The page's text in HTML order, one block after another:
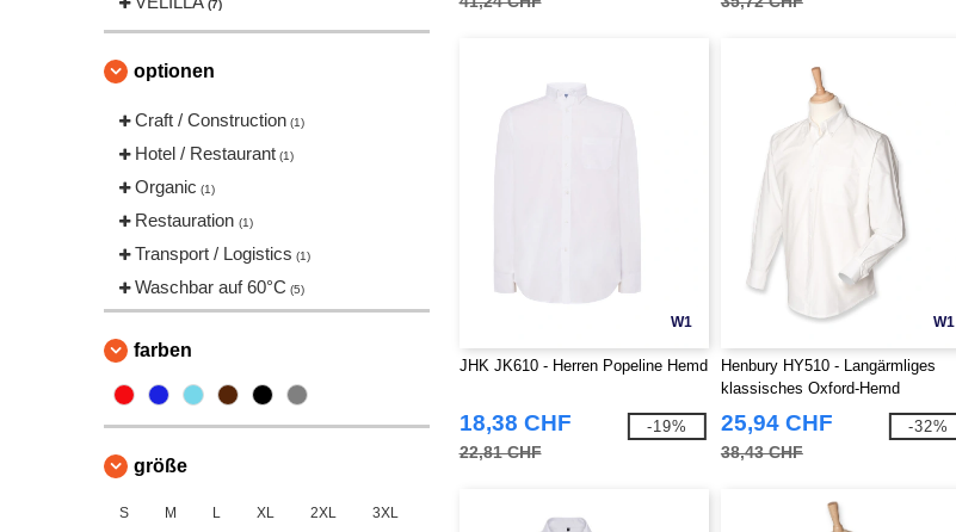
(7)
optionen
Craft / Construction (1)
Hotel / Restaurant (1)
Organic (1)
Restauration (1)
Transport / Logistics (1)
Waschbar auf 60°C (5)
farben
größe
S M L XL 2XL
3XL
W1
JHK JK610 - Herren Popeline Hemd
18,38 CHF
22,81 CHF
-19%
W1
Henbury HY510 - Langärmliges
klassisches Oxford-Hemd
25,94 CHF
38,43 CHF
-32%